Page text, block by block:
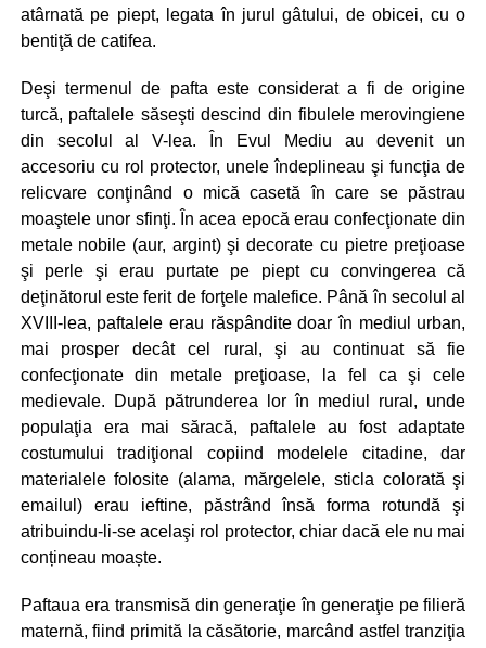
atârnată pe piept, legata în jurul gâtului, de obicei, cu o
bentiţă de catifea.
Deşi termenul de pafta este considerat a fi de origine
turcă, paftalele săseşti descind din fibulele merovingiene
din secolul al V-lea. În Evul Mediu au devenit un
accesoriu cu rol protector, unele îndeplineau şi funcţia de
relicvare conţinând o mică casetă în care se păstrau
moaştele unor sfinţi. În acea epocă erau confecţionate din
metale nobile (aur, argint) şi decorate cu pietre preţioase
şi perle şi erau purtate pe piept cu convingerea că
deţinătorul este ferit de forţele malefice. Până în secolul al
XVIII-lea, paftalele erau răspândite doar în mediul urban,
mai prosper decât cel rural, şi au continuat să fie
confecţionate din metale preţioase, la fel ca şi cele
medievale. După pătrunderea lor în mediul rural, unde
populaţia era mai săracă, paftalele au fost adaptate
costumului tradiţional copiind modelele citadine, dar
materialele folosite (alama, mărgelele, sticla colorată şi
emailul) erau ieftine, păstrând însă forma rotundă şi
atribuindu-li-se acelaşi rol protector, chiar dacă ele nu mai
conțineau moaște.
Paftaua era transmisă din generaţie în generaţie pe filieră
maternă, fiind primită la căsătorie, marcând astfel tranziţia